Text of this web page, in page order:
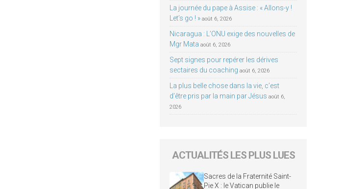
La journée du pape à Assise : « Allons-y !
Let’s go ! » août 6, 2026
Nicaragua : L’ONU exige des nouvelles de
Mgr Mata août 6, 2026
Sept signes pour repérer les dérives
sectaires du coaching août 6, 2026
La plus belle chose dans la vie, c’est
d’être pris par la main par Jésus août 6,
2026
ACTUALITÉS LES PLUS LUES
Sacres de la Fraternité Saint-
Pie X : le Vatican publie le